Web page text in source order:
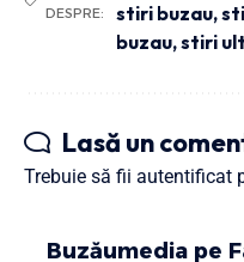
DESPRE:
stiri buzau,
buzau,stiri
Lasă un
Trebuie să fii autentificat
Buzăumedia pe